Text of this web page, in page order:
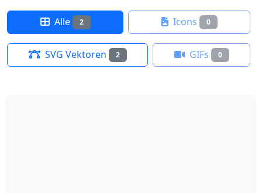
Alle 2 Icons 0
SVG Vektoren 2 GIFs 0